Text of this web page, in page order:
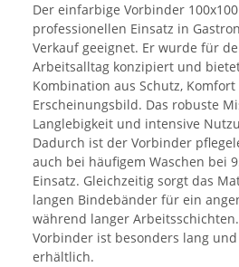
Der einfarbige Vorbinder
professionellen Einsatz in
Verkauf geeignet. Er wurde für
Arbeitsalltag konzipiert und
Kombination aus Schutz,
Erscheinungsbild. Das robuste
Langlebigkeit und intensive
Dadurch ist der Vorbinder
auch bei häufigem Waschen bei
Einsatz. Gleichzeitig sorgt das
langen Bindebänder für ein
während langer
Vorbinder ist besonders lang
erhältlich.